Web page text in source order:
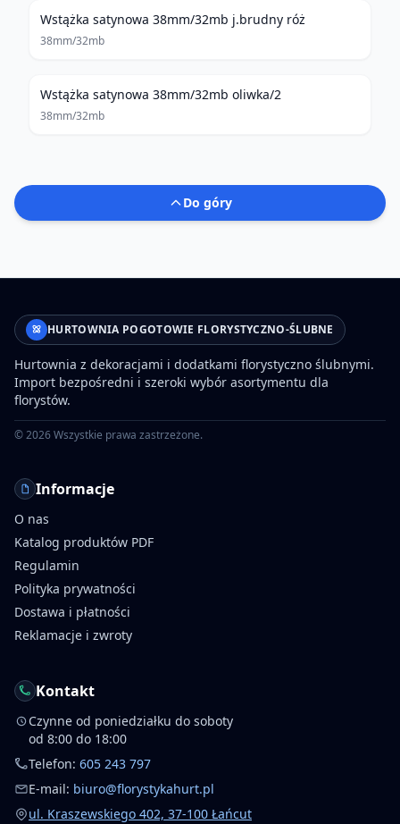
Wstążka satynowa 38mm/32mb j.brudny róż
38mm/32mb
Wstążka satynowa 38mm/32mb oliwka/2
38mm/32mb
Do góry
HURTOWNIA POGOTOWIE FLORYSTYCZNO-ŚLUBNE
Hurtownia z dekoracjami i dodatkami florystyczno ślubnymi.
Import bezpośredni i szeroki wybór asortymentu dla
florystów.
©2026Wszystkie prawa zastrzeżone.
Informacje
O nas
Katalog produktów PDF
Regulamin
Polityka prywatności
Dostawa i płatności
Reklamacje i zwroty
Kontakt
Czynne od poniedziałku do soboty
od 8:00 do 18:00
Telefon: 605 243 797
E-mail: biuro@florystykahurt.pl
ul. Kraszewskiego 402, 37-100 Łańcut